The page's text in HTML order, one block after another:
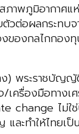
าพภูมิอากาศ
ต่อผลกระท
งกลไกกอง
) พระราชบั
เครื่องมือทา
change ไ
ำให้ไทยเป็